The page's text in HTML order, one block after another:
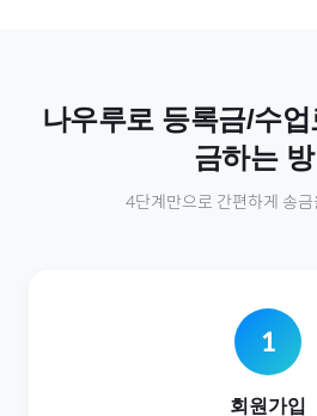
나우루로 등록금/수업
금하는 방
4단계만으로 간편하게 송
1
회원가입